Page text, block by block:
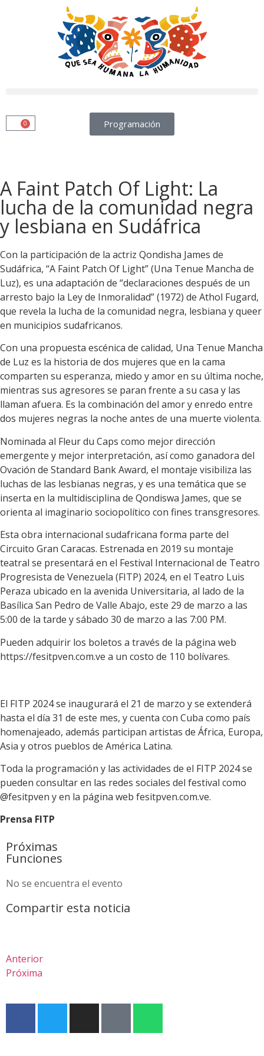
Programación
0
A Faint Patch Of Light: La
lucha de la comunidad negra
y lesbiana en Sudáfrica
Con la participación de la actriz Qondisha James de
Sudáfrica, “A Faint Patch Of Light” (Una Tenue Mancha de
Luz), es una adaptación de “declaraciones después de un
arresto bajo la Ley de Inmoralidad” (1972) de Athol Fugard,
que revela la lucha de la comunidad negra, lesbiana y queer
en municipios sudafricanos.
Con una propuesta escénica de calidad, Una Tenue Mancha
de Luz es la historia de dos mujeres que en la cama
comparten su esperanza, miedo y amor en su última noche,
mientras sus agresores se paran frente a su casa y las
llaman afuera. Es la combinación del amor y enredo entre
dos mujeres negras la noche antes de una muerte violenta.
Nominada al Fleur du Caps como mejor dirección
emergente y mejor interpretación, así como ganadora del
Ovación de Standard Bank Award, el montaje visibiliza las
luchas de las lesbianas negras, y es una temática que se
inserta en la multidisciplina de Qondiswa James, que se
orienta al imaginario sociopolítico con fines transgresores.
Esta obra internacional sudafricana forma parte del
Circuito Gran Caracas. Estrenada en 2019 su montaje
teatral se presentará en el Festival Internacional de Teatro
Progresista de Venezuela (FITP) 2024, en el Teatro Luis
Peraza ubicado en la avenida Universitaria, al lado de la
Basílica San Pedro de Valle Abajo, este 29 de marzo a las
5:00 de la tarde y sábado 30 de marzo a las 7:00 PM.
Pueden adquirir los boletos a través de la página web
https://fesitpven.com.ve a un costo de 110 bolívares.
El FITP 2024 se inaugurará el 21 de marzo y se extenderá
hasta el día 31 de este mes, y cuenta con Cuba como país
homenajeado, además participan artistas de África, Europa,
Asia y otros pueblos de América Latina.
Toda la programación y las actividades de el FITP 2024 se
pueden consultar en las redes sociales del festival como
@fesitpven y en la página web fesitpven.com.ve.
Prensa FITP
Próximas
Funciones
No se encuentra el evento
Compartir esta noticia
Anterior
Próxima